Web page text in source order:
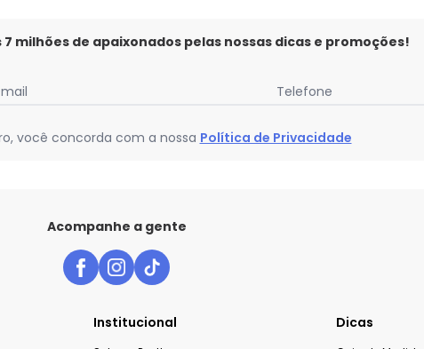
milhões de apaixonados pelas nossas dicas e promoções!
Telefone
você concorda com a nossa Política de Privacidade
Acompanhe a gente
Institucional Dicas